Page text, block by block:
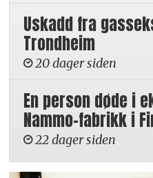
Uskadd fra
Trondheim
20 dager siden
En person døde i
Nammo-fabrikk i
22 dager siden